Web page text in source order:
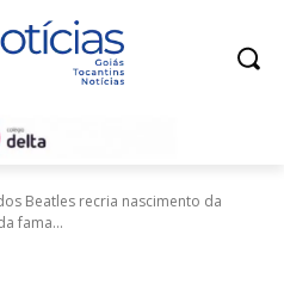
Beatles recria nascimento da
fama...